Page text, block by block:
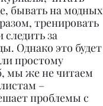
бывать на модных
тренировать
за
Однако это будет
простому
мы же не читаем
–
проблемы с